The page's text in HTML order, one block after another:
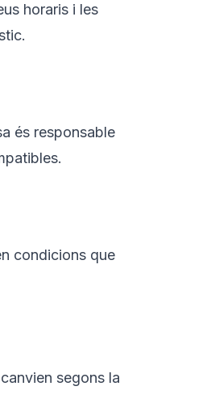
horaris i les
és responsable
condicions que
segons la